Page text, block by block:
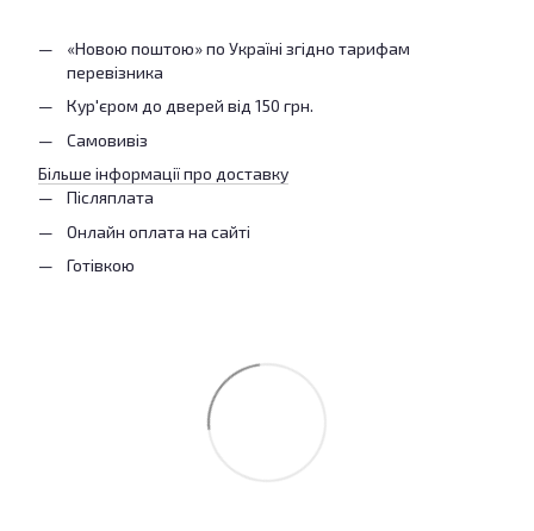
«Новою поштою» по Україні згідно тарифам
перевізника
Кур'єром до дверей від 150 грн.
Самовивіз
Більше інформації про доставку
Післяплата
Онлайн оплата на сайті
Готівкою